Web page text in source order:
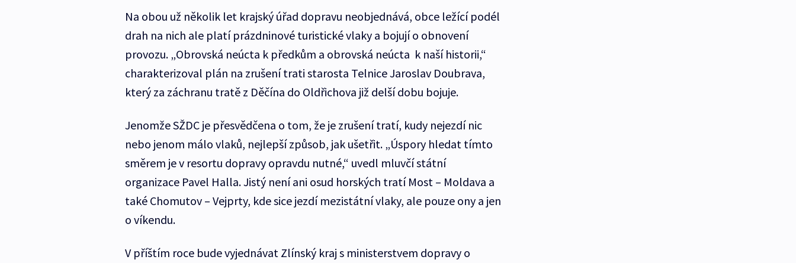
Na obou už několik let krajský úřad dopravu neobjednává, obce ležící podél
drah na nich ale platí prázdninové turistické vlaky a bojují o obnovení
provozu. „Obrovská neúcta k předkům a obrovská neúcta k naší historii,“
charakterizoval plán na zrušení trati starosta Telnice Jaroslav Doubrava,
který za záchranu tratě z Děčína do Oldřichova již delší dobu bojuje.
Jenomže SŽDC je přesvědčena o tom, že je zrušení tratí, kudy nejezdí nic
nebo jenom málo vlaků, nejlepší způsob, jak ušetřit. „Úspory hledat tímto
směrem je v resortu dopravy opravdu nutné,“ uvedl mluvčí státní
organizace Pavel Halla. Jistý není ani osud horských tratí Most – Moldava a
také Chomutov – Vejprty, kde sice jezdí mezistátní vlaky, ale pouze ony a jen
o víkendu.
V příštím roce bude vyjednávat Zlínský kraj s ministerstvem dopravy o